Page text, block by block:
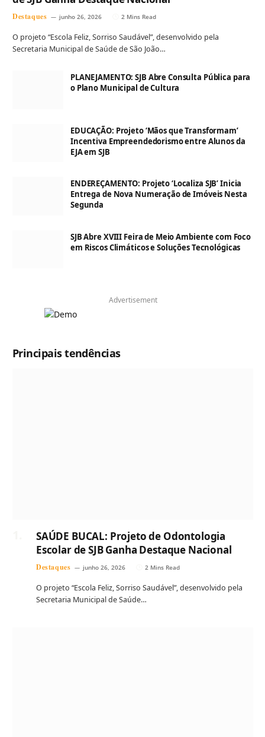
Destaques junho 26, 2026 2 Mins Read
O projeto “Escola Feliz, Sorriso Saudável”, desenvolvido pela
Secretaria Municipal de Saúde de São João…
PLANEJAMENTO: SJB Abre Consulta Pública para
o Plano Municipal de Cultura
EDUCAÇÃO: Projeto ‘Mãos que Transformam’
Incentiva Empreendedorismo entre Alunos da
EJA em SJB
ENDEREÇAMENTO: Projeto ‘Localiza SJB’ Inicia
Entrega de Nova Numeração de Imóveis Nesta
Segunda
SJB Abre XVIII Feira de Meio Ambiente com Foco
em Riscos Climáticos e Soluções Tecnológicas
Advertisement
Principais tendências
SAÚDE BUCAL: Projeto de Odontologia
Escolar de SJB Ganha Destaque Nacional
Destaques junho 26, 2026 2 Mins Read
O projeto “Escola Feliz, Sorriso Saudável”, desenvolvido pela
Secretaria Municipal de Saúde…